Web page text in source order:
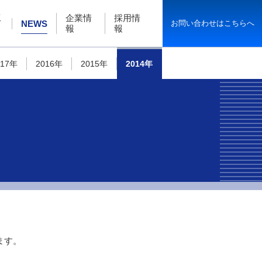
NEWS
企業情
報
採用情
報
お問い合わせはこちらへ
年 2016年 2015年 2014年
。